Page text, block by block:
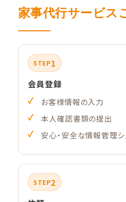
家事代行サービス
STEP1
会員登録
お客様情報の入力
本人確認書類の提出
安心・安全な情報管理シ
STEP2